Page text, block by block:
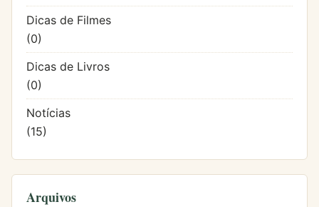
Dicas de Filmes
(0)
Dicas de Livros
(0)
Notícias
(15)
Arquivos